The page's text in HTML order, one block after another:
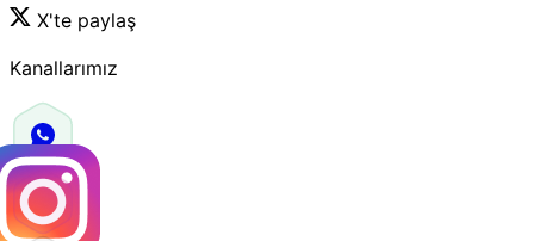
X'te paylaş
Kanallarımız